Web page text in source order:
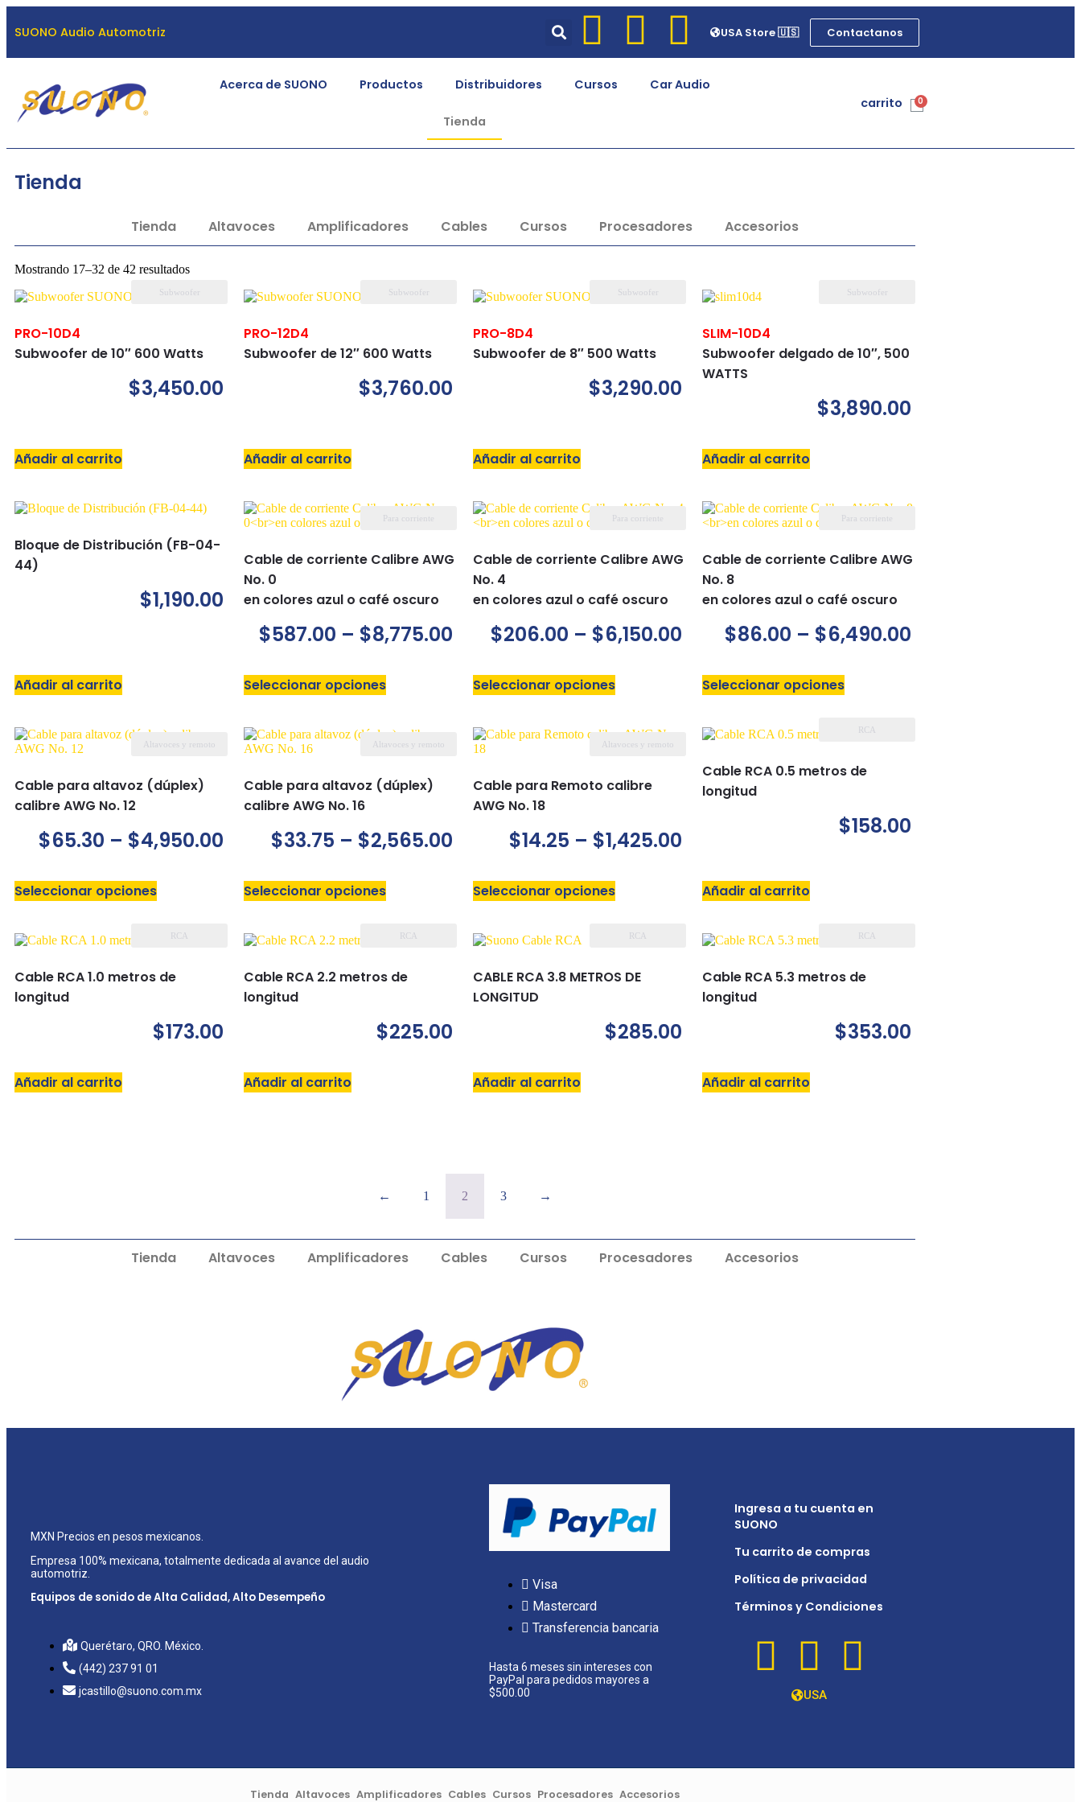
SUONO Audio Automotriz USA Store 🇺🇸 Contactanos
Acerca de SUONO Productos Distribuidores Cursos Car Audio
Tienda
carrito
Tienda
Tienda Altavoces Amplificadores Cables Cursos Procesadores Accesorios
Mostrando 17–32 de 42 resultados
Subwoofer
PRO-10D4
Subwoofer de 10″ 600 Watts
$3,450.00
Añadir al carrito
Subwoofer
PRO-12D4
Subwoofer de 12″ 600 Watts
$3,760.00
Añadir al carrito
Subwoofer
PRO-8D4
Subwoofer de 8″ 500 Watts
$3,290.00
Añadir al carrito
Subwoofer
SLIM-10D4
Subwoofer delgado de 10″, 500
WATTS
$3,890.00
Añadir al carrito
Bloque de Distribución (FB-04-
44)
$1,190.00
Añadir al carrito
Para corriente
Cable de corriente Calibre AWG
No. 0
en colores azul o café oscuro
$587.00 – $8,775.00
Seleccionar opciones
Para corriente
Cable de corriente Calibre AWG
No. 4
en colores azul o café oscuro
$206.00 – $6,150.00
Seleccionar opciones
Para corriente
Cable de corriente Calibre AWG
No. 8
en colores azul o café oscuro
$86.00 – $6,490.00
Seleccionar opciones
Altavoces y remoto
Cable para altavoz (dúplex)
calibre AWG No. 12
$65.30 – $4,950.00
Seleccionar opciones
Altavoces y remoto
Cable para altavoz (dúplex)
calibre AWG No. 16
$33.75 – $2,565.00
Seleccionar opciones
Altavoces y remoto
Cable para Remoto calibre
AWG No. 18
$14.25 – $1,425.00
Seleccionar opciones
RCA
Cable RCA 0.5 metros de
longitud
$158.00
Añadir al carrito
RCA
Cable RCA 1.0 metros de
longitud
$173.00
Añadir al carrito
RCA
Cable RCA 2.2 metros de
longitud
$225.00
Añadir al carrito
RCA
CABLE RCA 3.8 METROS DE
LONGITUD
$285.00
Añadir al carrito
RCA
Cable RCA 5.3 metros de
longitud
$353.00
Añadir al carrito
← 1 2 3 →
Tienda Altavoces Amplificadores Cables Cursos Procesadores Accesorios
MXN Precios en pesos mexicanos.
Empresa 100% mexicana, totalmente dedicada al avance del audio
automotriz.
Equipos de sonido de Alta Calidad, Alto Desempeño
Audio y sonido para tu coche
Querétaro, QRO. México.
(442) 237 91 01
jcastillo@suono.com.mx
Visa
Mastercard
Transferencia bancaria
Hasta 6 meses sin intereses con
PayPal para pedidos mayores a
$500.00
Ingresa a tu cuenta en
SUONO
Tu carrito de compras
Política de privacidad
Términos y Condiciones
USA
Tienda Altavoces Amplificadores Cables Cursos Procesadores Accesorios